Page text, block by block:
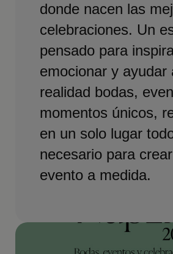
donde nacen las
celebraciones. Un
pensado para
emocionar y ayudar
realidad bodas,
momentos únicos,
en un solo lugar
necesario para
evento a medida.